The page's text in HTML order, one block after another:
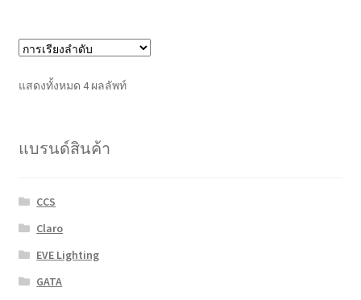
แสดงทั้งหมด 4 ผลลัพท์
แบรนด์สินค้า
CCS
Claro
EVE Lighting
GATA